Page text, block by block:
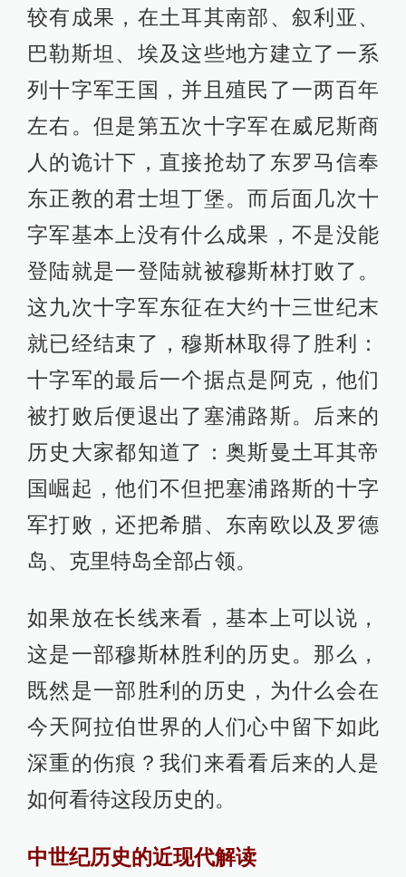
较有成果，在土耳其南部、叙利亚、
巴勒斯坦、埃及这些地方建立了一系
列十字军王国，并且殖民了一两百年
左右。但是第五次十字军在威尼斯商
人的诡计下，直接抢劫了东罗马信奉
东正教的君士坦丁堡。而后面几次十
字军基本上没有什么成果，不是没能
登陆就是一登陆就被穆斯林打败了。
这九次十字军东征在大约十三世纪末
就已经结束了，穆斯林取得了胜利：
十字军的最后一个据点是阿克，他们
被打败后便退出了塞浦路斯。后来的
历史大家都知道了：奥斯曼土耳其帝
国崛起，他们不但把塞浦路斯的十字
军打败，还把希腊、东南欧以及罗德
岛、克里特岛全部占领。
如果放在长线来看，基本上可以说，
这是一部穆斯林胜利的历史。那么，
既然是一部胜利的历史，为什么会在
今天阿拉伯世界的人们心中留下如此
深重的伤痕？我们来看看后来的人是
如何看待这段历史的。
中世纪历史的近现代解读